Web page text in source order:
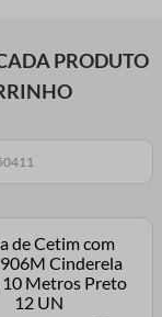
PRODUTO